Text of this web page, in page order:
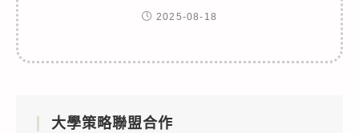
2025-08-18
大學策略聯盟合作